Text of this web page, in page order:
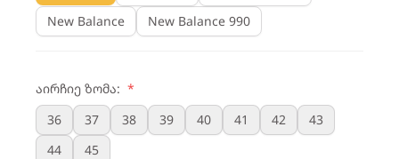
New Balance
New Balance 990
აირჩიე ზომა: *
36
37 38 39 40 41 42
43
44
45